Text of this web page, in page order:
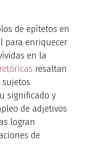
de epítetos en
para enriquecer
en la
resaltan
significado y
de adjetivos
logran
de